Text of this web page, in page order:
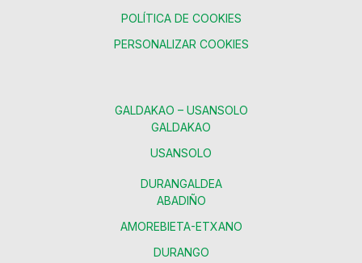
POLÍTICA DE COOKIES
PERSONALIZAR COOKIES
GALDAKAO – USANSOLO
GALDAKAO
USANSOLO
DURANGALDEA
ABADIÑO
AMOREBIETA-ETXANO
DURANGO